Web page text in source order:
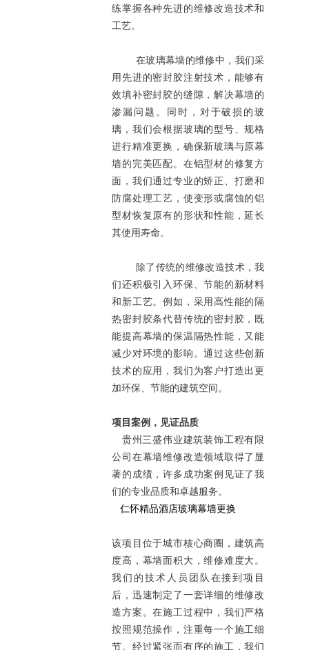
练掌握各种先进的维修改造技术和
工艺。
在玻璃幕墙的维修中，我们采
用先进的密封胶注射技术，能够有
效填补密封胶的缝隙，解决幕墙的
渗漏问题。同时，对于破损的玻
璃，我们会根据玻璃的型号、规格
进行精准更换，确保新玻璃与原幕
墙的完美匹配。在铝型材的修复方
面，我们通过专业的矫正、打磨和
防腐处理工艺，使变形或腐蚀的铝
型材恢复原有的形状和性能，延长
其使用寿命。
除了传统的维修改造技术，我
们还积极引入环保、节能的新材料
和新工艺。例如，采用高性能的隔
热密封胶条代替传统的密封胶，既
能提高幕墙的保温隔热性能，又能
减少对环境的影响。通过这些创新
技术的应用，我们为客户打造出更
加环保、节能的建筑空间。
项目案例，见证品质
贵州三盛伟业建筑装饰工程有限
公司在幕墙维修改造领域取得了显
著的成绩，许多成功案例见证了我
们的专业品质和卓越服务。
仁怀精品酒店玻璃幕墙更换
该项目位于城市核心商圈，建筑高
度高，幕墙面积大，维修难度大。
我们的技术人员团队在接到项目
后，迅速制定了一套详细的维修改
造方案。在施工过程中，我们严格
按照规范操作，注重每一个施工细
节。经过紧张而有序的施工，我们